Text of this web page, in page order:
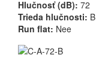
Hlučnosť (dB): 72
Trieda hlučnosti: B
Run flat: Nee